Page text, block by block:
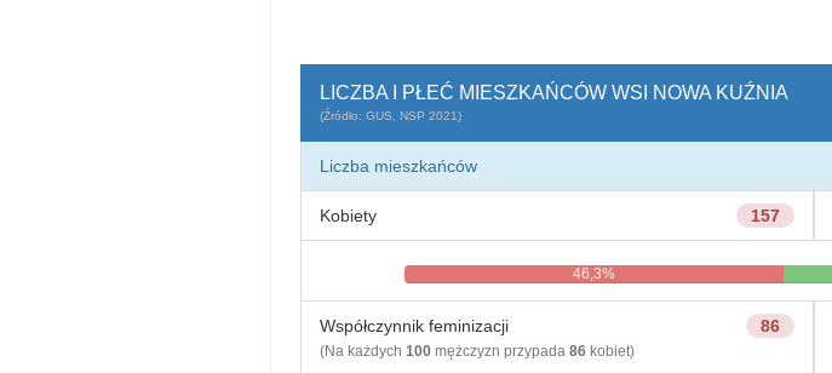
LICZBA I PŁEĆ MIESZKAŃCÓW WSI NOWA KUŹNIA
(Źródło: GUS, NSP 2021)
Liczba mieszkańców
157
Kobiety
46,3%
86
Współczynnik feminizacji
(Na każdych 100mężczyzn przypada 86kobiet)